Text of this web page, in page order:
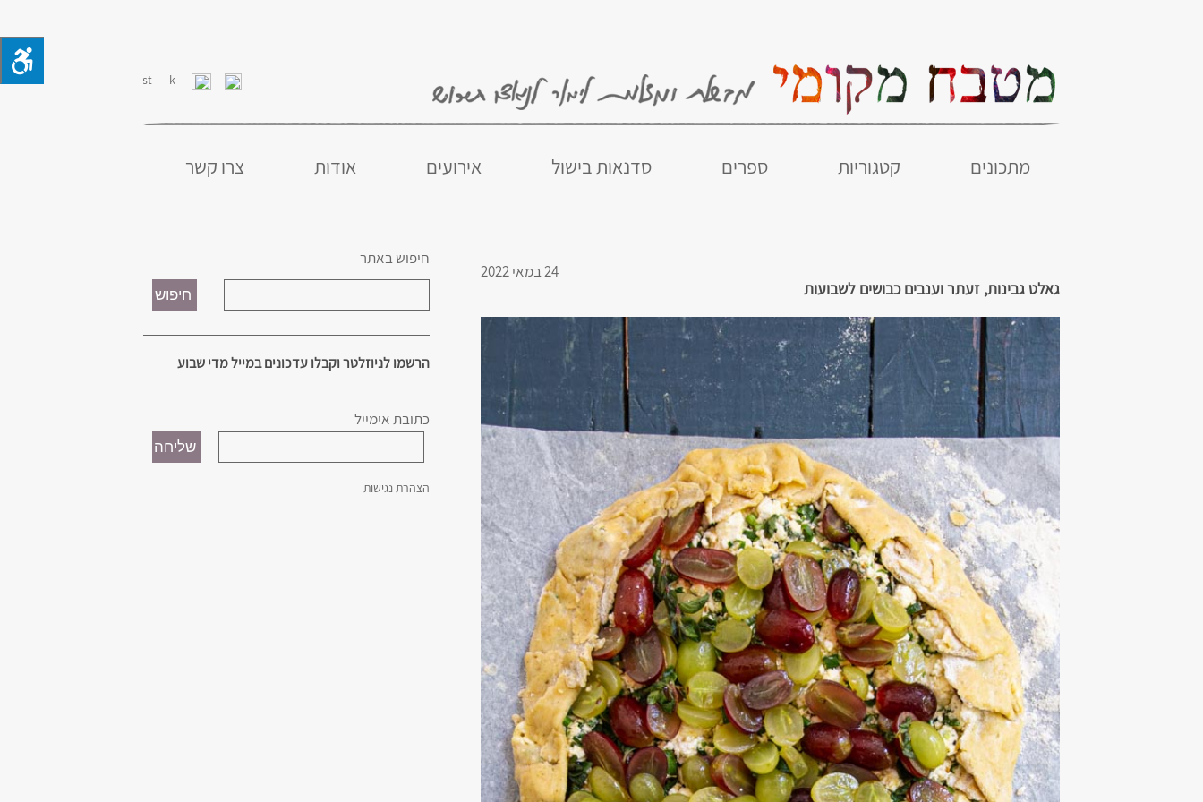
מתכונים קטגוריות ספרים סדנאות בישול אירועים אודות צרו קשר
24 במאי 2022
גאלט גבינות, זעתר וענבים כבושים לשבועות
חיפוש באתר
הרשמו לניוזלטר וקבלו עדכונים במייל מדי שבוע
כתובת אימייל
הצהרת נגישות